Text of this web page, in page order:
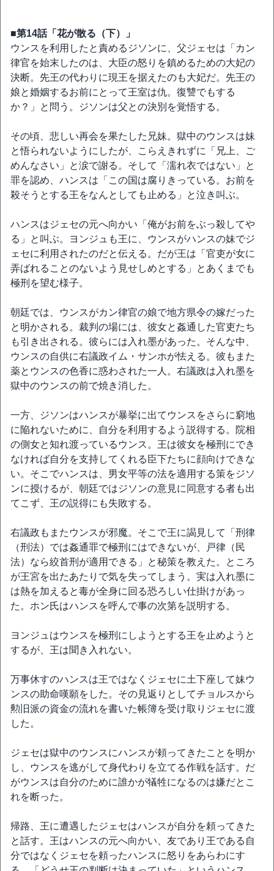
■第14話「花が散る（下）」
ウンスを利用したと責めるジソンに、父ジェセは「カン
律官を始末したのは、大臣の怒りを鎮めるための大妃の
決断。先王の代わりに現王を据えたのも大妃だ。先王の
娘と婚姻するお前にとって王室は仇。復讐でもする
か？」と問う。ジソンは父との決別を覚悟する。
その頃、悲しい再会を果たした兄妹。獄中のウンスは妹
と悟られないようにしたが、こらえきれずに「兄上、ご
めんなさい」と涙で謝る。そして「濡れ衣ではない」と
罪を認め、ハンスは「この国は腐りきっている。お前を
殺そうとする王をなんとしても止める」と泣き叫ぶ。
ハンスはジェセの元へ向かい「俺がお前をぶっ殺してや
る」と叫ぶ。ヨンジュも王に、ウンスがハンスの妹でジ
ェセに利用されたのだと伝える。だが王は「官吏が女に
弄ばれることのないよう見せしめとする」とあくまでも
極刑を望む様子。
朝廷では、ウンスがカン律官の娘で地方県令の嫁だった
と明かされる。裁判の場には、彼女と姦通した官吏たち
も引き出される。彼らには入れ墨があった。そんな中、
ウンスの自供に右議政イム・サンホが怯える。彼もまた
薬とウンスの色香に惑わされた一人。右議政は入れ墨を
獄中のウンスの前で焼き消した。
一方、ジソンはハンスが暴挙に出てウンスをさらに窮地
に陥れないために、自分を利用するよう説得する。院相
の側女と知れ渡っているウンス。王は彼女を極刑にでき
なければ自分を支持してくれる臣下たちに顔向けできな
い。そこでハンスは、男女平等の法を適用する策をジソ
ンに授けるが、朝廷ではジソンの意見に同意する者も出
てこず、王の説得にも失敗する。
右議政もまたウンスが邪魔。そこで王に謁見して「刑律
（刑法）では姦通罪で極刑にはできないが、戸律（民
法）なら絞首刑が適用できる」と秘策を教えた。ところ
が王宮を出たあたりで気を失ってしまう。実は入れ墨に
は熱を加えると毒が全身に回る恐ろしい仕掛けがあっ
た。ホン氏はハンスを呼んで事の次第を説明する。
ヨンジュはウンスを極刑にしようとする王を止めようと
するが、王は聞き入れない。
万事休すのハンスは王ではなくジェセに土下座して妹ウ
ンスの助命嘆願をした。その見返りとしてチョルスから
勲旧派の資金の流れを書いた帳簿を受け取りジェセに渡
した。
ジェセは獄中のウンスにハンスが頼ってきたことを明か
し、ウンスを逃がして身代わりを立てる作戦を話す。だ
がウンスは自分のために誰かが犠牲になるのは嫌だとこ
れを断った。
帰路、王に遭遇したジェセはハンスが自分を頼ってきた
と話す。王はハンスの元へ向かい、友であり王である自
分ではなくジェセを頼ったハンスに怒りをあらわにす